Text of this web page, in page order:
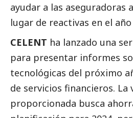
ayudar a las aseguradoras
lugar de reactivas en el año
CELENT ha lanzado una
para presentar informes
tecnológicas del próximo
de servicios financieros. La
proporcionada busca